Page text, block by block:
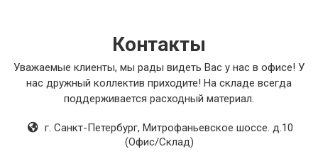
оборудования. Шины оказались прочными и
надежными, обеспечивая отличное качество
соединения. Удобно и практично!
Радиальный вентилятор ВР 130-28 прекрасно
удалось создать надежную систему высокого
давления, обеспечивая эффективную работу
Контакты
Уважаемые клиенты, мы рады видеть Вас у нас в офисе! У
нас дружный коллектив приходите! На складе всегда
поддерживается расходный материал.
г. Санкт-Петербург, Митрофаньевское шоссе. д.10
(Офис/Склад)